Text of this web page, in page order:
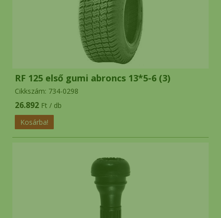
RF 125 első gumi abroncs 13*5-6 (3)
Cikkszám: 734-0298
26.892 Ft / db